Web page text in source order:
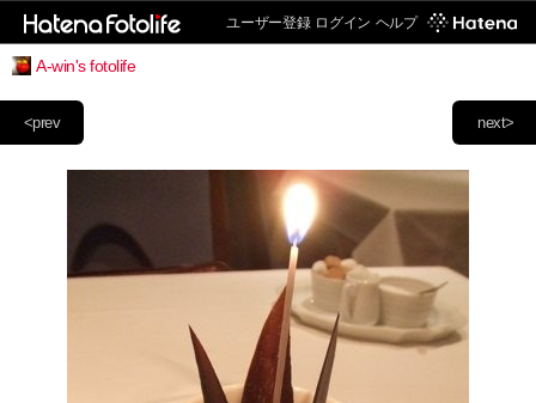
ユーザー登録 ログイン ヘルプ
A-win's fotolife
next>
<prev